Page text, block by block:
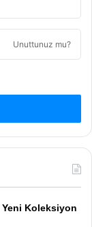
Unuttunuz mu?
Yeni Koleksiyon